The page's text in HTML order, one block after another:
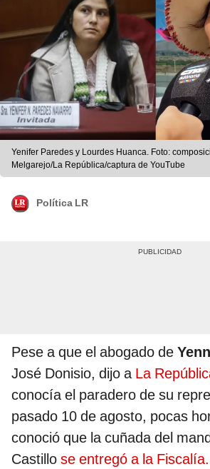
Yenifer Paredes y Lourdes Huanca. Foto:
Melgarejo/La República/captura de YouTube
Política LR
Pese a que el abogado de
José Donisio, dijo a La
conocía el paradero de su
pasado 10 de agosto, pocas
conoció que la cuñada del
Castillo se entregó a la Fiscalía.